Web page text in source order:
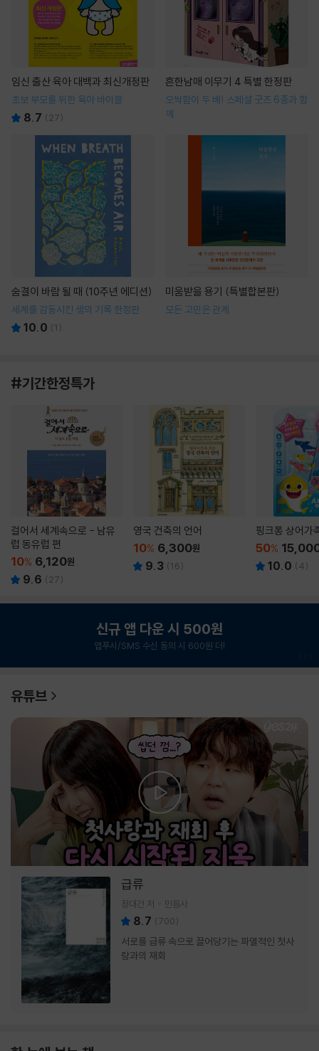
임신 출산 육아 대백과 최신개정판
초보 부모를 위한 육아 바이블
8.7 ( 27)
흔한남매 이무기 4 특별 한정판
오싹함이 두 배! 스페셜 굿즈 6종과 함
께
숨결이 바람 될 때 (10주년 에디션)
세계를 감동시킨 생의 기록 한정판
10.0 (1 )
미움받을 용기 (특별합본판)
모든 고민은 관계
#기간한정특가
걸어서 세계속으로 - 남유
럽 동유럽 편
10% 6,120원
9.6 ( 27)
영국 건축의 언어
10% 6,300원
9.3 (16)
핑크퐁 상어가
50%
10.0 (4)
신규 앱 다운 시 500원
앱푸시/SMS 수신 동의 시 600원 더!
유튜브
급류
정대건 저 민음사
8.7 (700)
서로를 급류 속으로 끌어당기는 파멸적인 첫사
랑과의 재회